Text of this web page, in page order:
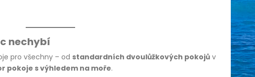
nechybí
pro všechny – od standardních dvoulůžkových pokojů v
pokoje s výhledem na moře.